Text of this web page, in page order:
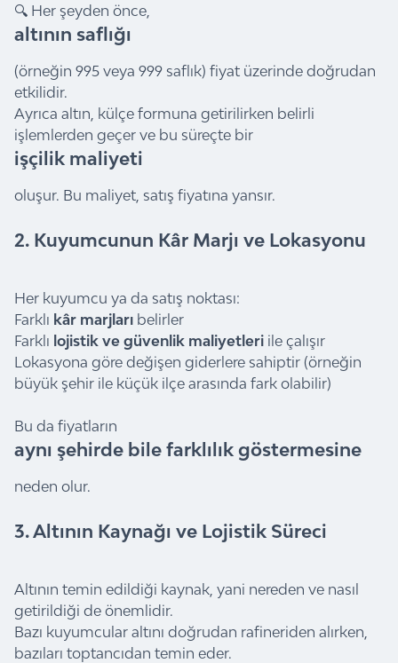
🔍 Her şeyden önce,
altının saflığı
(örneğin 995 veya 999 saflık) fiyat üzerinde doğrudan
etkilidir.
Ayrıca altın, külçe formuna getirilirken belirli
işlemlerden geçer ve bu süreçte bir
işçilik maliyeti
oluşur. Bu maliyet, satış fiyatına yansır.
2. Kuyumcunun Kâr Marjı ve Lokasyonu
Her kuyumcu ya da satış noktası:
Farklı kâr marjları belirler
Farklı lojistik ve güvenlik maliyetleri ile çalışır
Lokasyona göre değişen giderlere sahiptir (örneğin
büyük şehir ile küçük ilçe arasında fark olabilir)
Bu da fiyatların
aynı şehirde bile farklılık göstermesine
neden olur.
3. Altının Kaynağı ve Lojistik Süreci
Altının temin edildiği kaynak, yani nereden ve nasıl
getirildiği de önemlidir.
Bazı kuyumcular altını doğrudan rafineriden alırken,
bazıları toptancıdan temin eder.